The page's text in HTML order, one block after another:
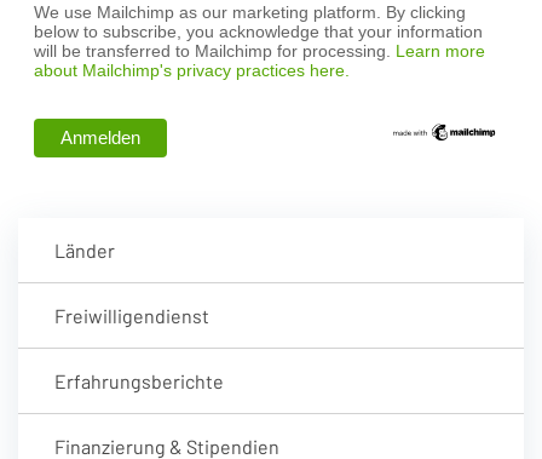
We use Mailchimp as our marketing platform. By clicking
below to subscribe, you acknowledge that your information
will be transferred to Mailchimp for processing. Learn more
about Mailchimp's privacy practices here.
Länder
Freiwilligendienst
Erfahrungsberichte
Finanzierung & Stipendien